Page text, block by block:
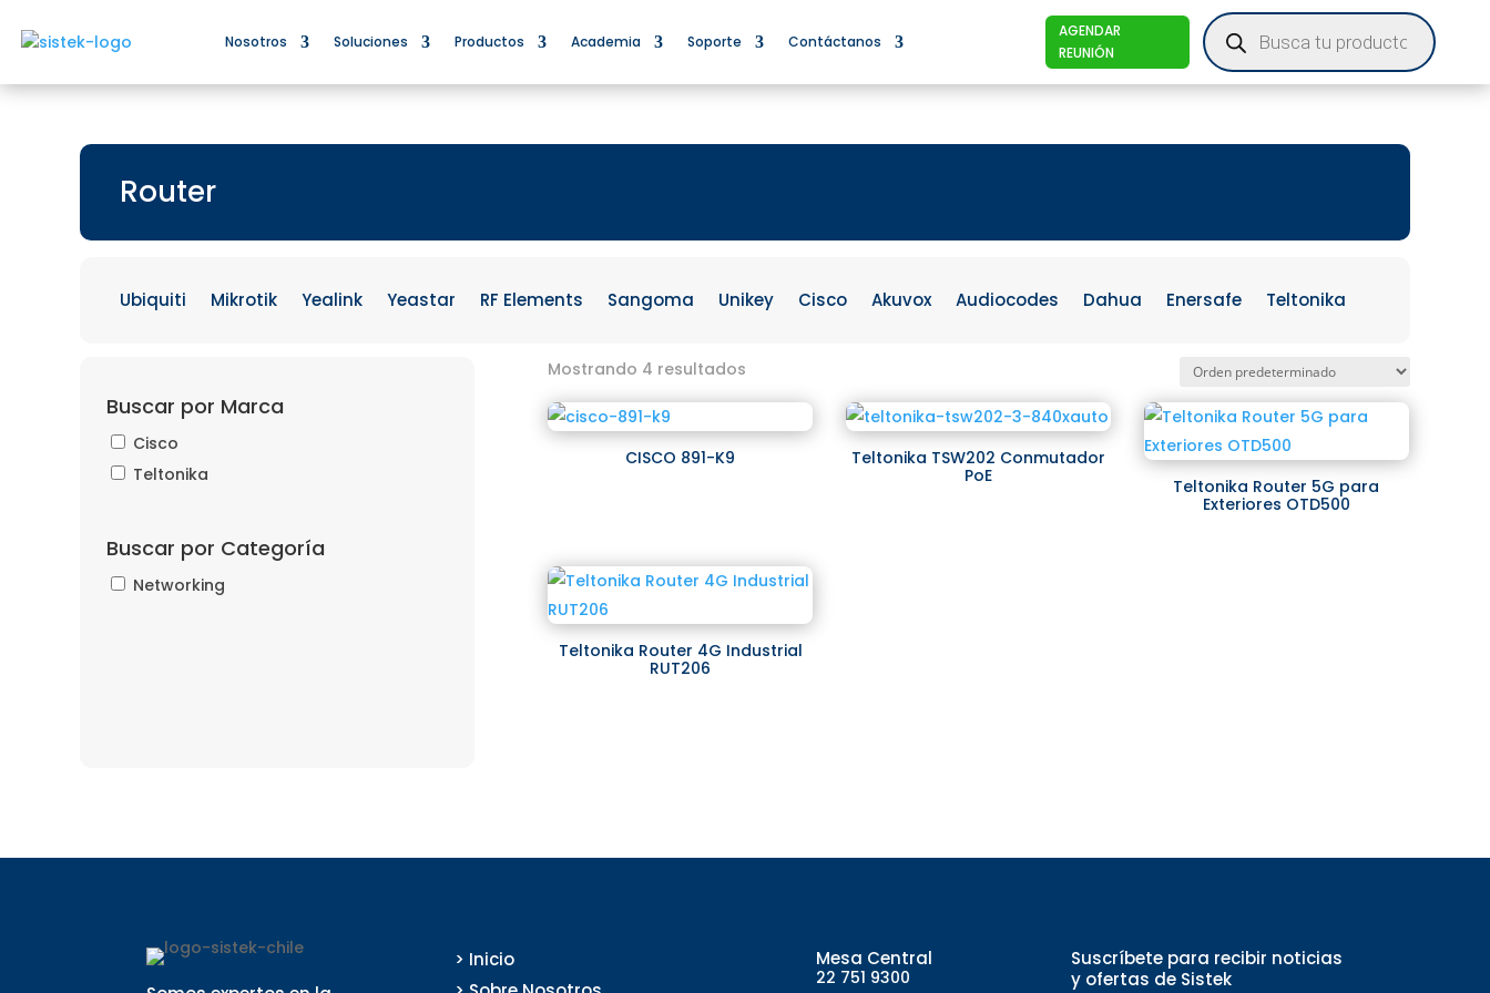
Nosotros Soluciones Productos Academia Soporte Contáctanos
AGENDAR
REUNIÓN
Products
search
Router
Ubiquiti Mikrotik Yealink Yeastar RF Elements Sangoma Unikey Cisco Akuvox Audiocodes Dahua Enersafe Teltonika
Buscar por Marca
Cisco
Teltonika
Buscar por Categoría
Networking
Mostrando 4 resultados
CISCO 891-K9
Teltonika TSW202 Conmutador
PoE
Teltonika Router 5G para
Exteriores OTD500
Teltonika Router 4G Industrial
RUT206
> Inicio
Mesa Central
22 751 9300
Suscríbete para recibir noticias
y ofertas de Sistek